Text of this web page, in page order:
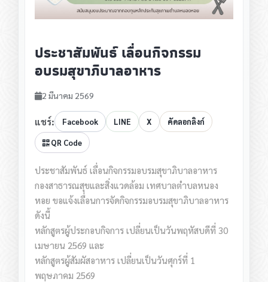
ประชาสัมพันธ์ เลื่อนกิจกรรม
อบรมสุขาภิบาลอาหาร
2 มีนาคม 2569
แชร์: Facebook LINE X คัดลอกลิงก์
QR Code
ประชาสัมพันธ์ เลื่อนกิจกรรมอบรมสุขาภิบาลอาหาร
กองสาธารณสุขและสิ่งแวดล้อม เทศบาลตำบลหนอง
หอย ขอแจ้งเลื่อนการจัดกิจกรรมอบรมสุขาภิบาลอาหาร
ดังนี้
หลักสูตรผู้ประกอบกิจการ เปลี่ยนเป็นวันพฤหัสบดีที่ 30
เมษายน 2569 และ
หลักสูตรผู้สัมผัสอาหาร เปลี่ยนเป็นวันศุกร์ที่ 1
พฤษภาคม 2569